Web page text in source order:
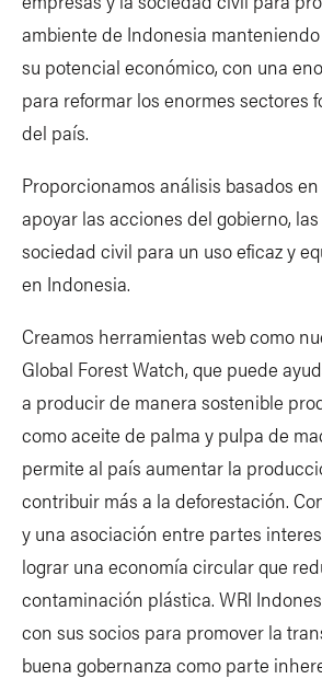
ambiente de Indonesia
su potencial económico, con una
para reformar los enormes sectores
del país.
Proporcionamos análisis basados
apoyar las acciones del gobierno,
sociedad civil para un uso eficaz y
en Indonesia.
Creamos herramientas web como
Global Forest Watch, que puede
a producir de manera sostenible
como aceite de palma y pulpa de
permite al país aumentar la
contribuir más a la deforestación.
y una asociación entre partes
lograr una economía circular que
contaminación plástica. WRI
con sus socios para promover la
buena gobernanza como parte